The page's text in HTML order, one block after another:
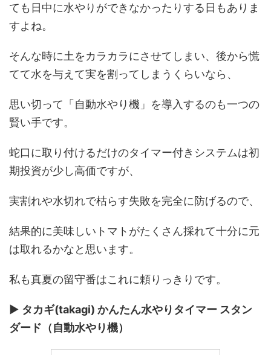
ても日中に水やりができなかったりする日もありま
すよね。
そんな時に土をカラカラにさせてしまい、後から慌
てて水を与えて実を割ってしまうくらいなら、
思い切って「自動水やり機」を導入するのも一つの
賢い手です。
蛇口に取り付けるだけのタイマー付きシステムは初
期投資が少し高価ですが、
実割れや水切れで枯らす失敗を完全に防げるので、
結果的に美味しいトマトがたくさん採れて十分に元
は取れるかなと思います。
私も真夏の留守番はこれに頼りっきりです。
▶︎ タカギ(takagi) かんたん水やりタイマー スタン
ダード（自動水やり機）